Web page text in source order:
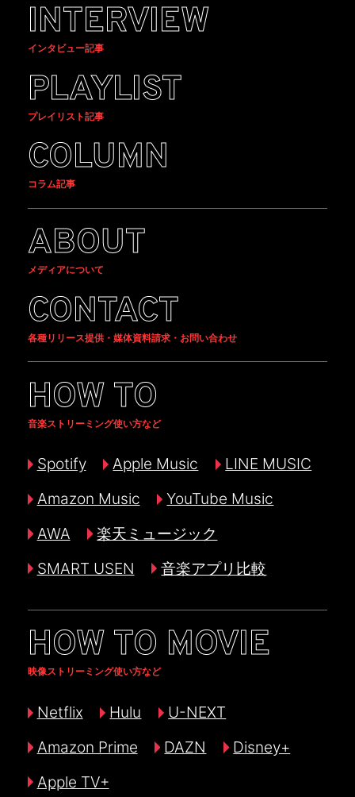
INTERVIEW
インタビュー記事
PLAYLIST
プレイリスト記事
COLUMN
コラム記事
ABOUT
メディアについて
CONTACT
各種リリース提供・媒体資料請求・お問い合わせ
HOW TO
音楽ストリーミング使い方など
Spotify Apple Music
LINE MUSIC
Amazon Music
YouTube Music
AWA
楽天ミュージック
SMART USEN
音楽アプリ比較
HOW TO MOVIE
映像ストリーミング使い方など
Netflix Hulu
U-NEXT
Amazon Prime
DAZN
Disney+
Apple TV+